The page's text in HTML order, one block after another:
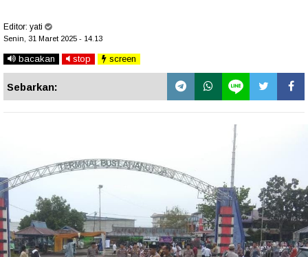
Editor: yati
Senin, 31 Maret 2025 - 14.13
bacakan stop screen
Sebarkan: